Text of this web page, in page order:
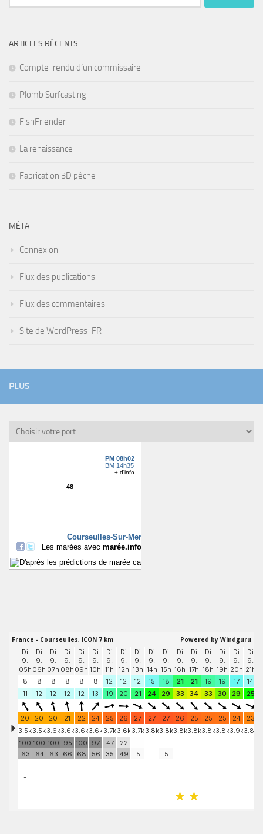
ARTICLES RÉCENTS
Compte-rendu d’un commissaire
Plomb Surfcasting
FishFriender
La renaissance
Fabrication 3D pêche
MÉTA
Connexion
Flux des publications
Flux des commentaires
Site de WordPress-FR
PLUS